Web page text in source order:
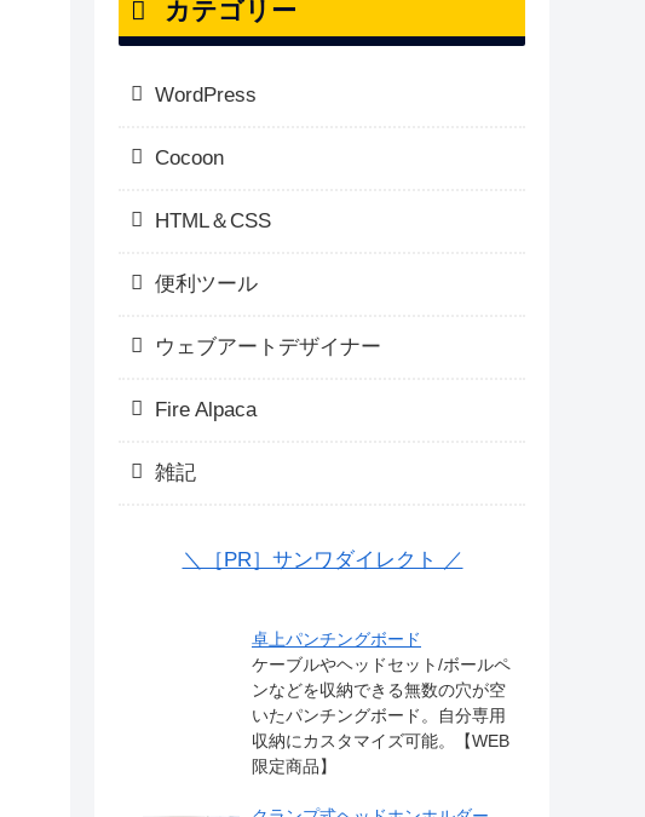
カテゴリー
WordPress
Cocoon
HTML＆CSS
便利ツール
ウェブアートデザイナー
Fire Alpaca
雑記
＼［PR］サンワダイレクト ／
卓上パンチングボード
ケーブルやヘッドセット/ボールペ
ンなどを収納できる無数の穴が空
いたパンチングボード。自分専用
収納にカスタマイズ可能。【WEB
限定商品】